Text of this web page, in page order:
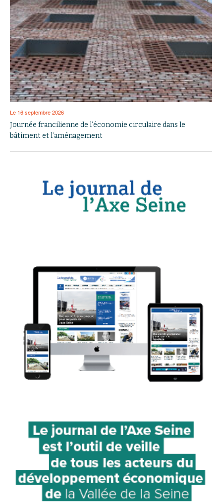
Le 16 septembre 2026
Journée francilienne de l’économie circulaire dans le
bâtiment et l’aménagement